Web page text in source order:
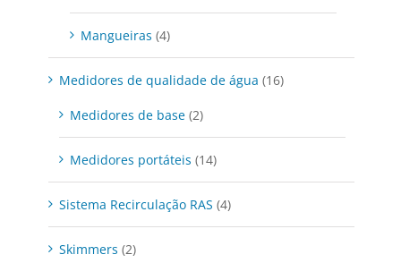
Mangueiras (4)
Medidores de qualidade de água (16)
Medidores de base (2)
Medidores portáteis (14)
Sistema Recirculação RAS (4)
Skimmers (2)